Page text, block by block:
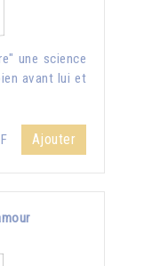
une science
avant lui et
Ajouter